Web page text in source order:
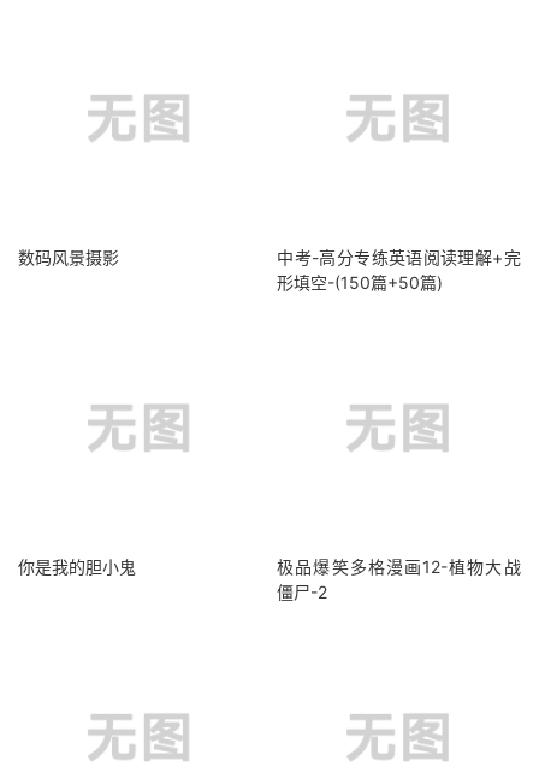
数码风景摄影
中考-高分专练英语阅读理解+完
形填空-(150篇+50篇)
你是我的胆小鬼
极品爆笑多格漫画12-植物大战
僵尸-2